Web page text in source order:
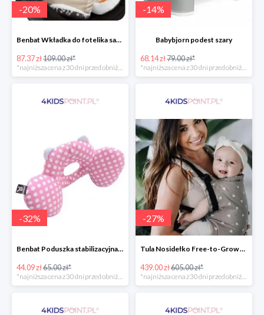
-20%
Benbat Wkładka do fotelika samochodowego
87.37 zł109.00 zł*
*najniższa cena z 30 dni przed obniżką
-14%
Babybjorn podest szary
68.14 zł79.00 zł*
*najniższa cena z 30 dni przed obniżką
-32%
Benbat Poduszka stabilizacyjna Pink/Dots
44.09 zł65.00 zł*
-27%
Tula Nosidełko Free-to-Grow Sleepy Dust
439.00 zł605.00 zł*